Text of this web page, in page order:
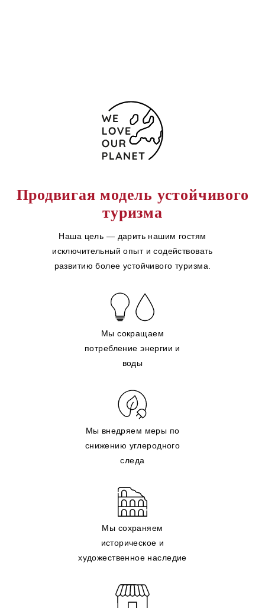
Продвигая модель устойчивого
туризма
Наша цель — дарить нашим гостям
исключительный опыт и содействовать
развитию более устойчивого туризма.
Мы сокращаем
потребление энергии и
воды
Мы внедряем меры по
снижению углеродного
следа
Мы сохраняем
историческое и
художественное наследие